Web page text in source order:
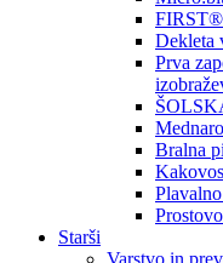
FIRST®
Dekleta
Prva
Bralna
Starši
Varstvo in